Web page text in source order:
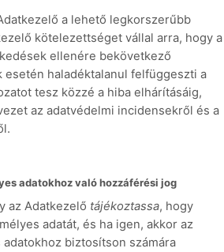
a lehető legkorszerűbb
kötelezettséget vállal arra, hogy a
ellenére bekövetkező
esetén haladéktalanul felfüggeszti a
tesz közzé a hiba elhárításáig,
az adatvédelmi incidensekről és a
adatokhoz való hozzáférési jog
az Adatkezelő tájékoztassa, hogy
adatát, és ha igen, akkor az
biztosítson számára